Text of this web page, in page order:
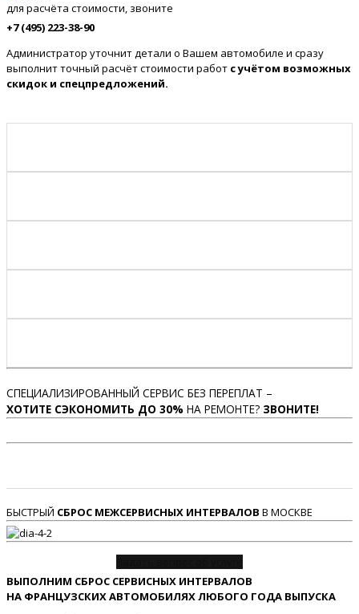
для расчёта стоимости, звоните
+7 (495) 223-38-90
Администратор уточнит детали о Вашем автомобиле и сразу
выполнит точный расчёт стоимости работ с учётом возможных
скидок и спецпредложений.
СПЕЦИАЛИЗИРОВАННЫЙ СЕРВИС БЕЗ ПЕРЕПЛАТ –
ХОТИТЕ СЭКОНОМИТЬ ДО 30% НА РЕМОНТЕ? ЗВОНИТЕ!
БЫСТРЫЙ СБРОС МЕЖСЕРВИСНЫХ ИНТЕРВАЛОВ В МОСКВЕ
ВЫПОЛНИМ СБРОС СЕРВИСНЫХ ИНТЕРВАЛОВ
НА ФРАНЦУЗСКИХ АВТОМОБИЛЯХ ЛЮБОГО ГОДА ВЫПУСКА